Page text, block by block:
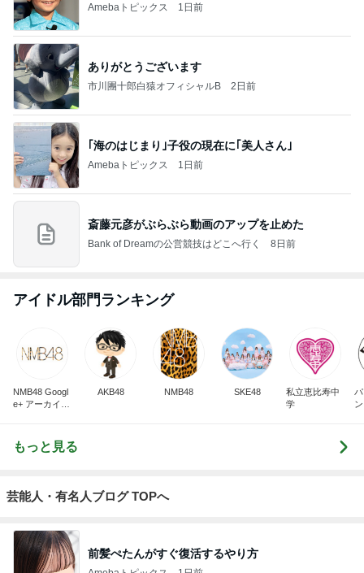
Amebaトピックス 1日前
ありがとうございます
市川團十郎白猿オフィシャルB 2日前
｢海のはじまり｣子役の現在に｢美人さん｣
Amebaトピックス 1日前
斎藤元彦がぶらぶら動画のアップを止めた
Bank of Dreamの公営競技はどこへ行く 8日前
アイドル部門ランキング
NMB48 Googl
e+ アーカイブ
AKB48 NMB48 SKE48
私立恵比寿中
学
ン
もっと見る
芸能人・有名人ブログ TOPへ
前髪ぺたんがすぐ復活するやり方